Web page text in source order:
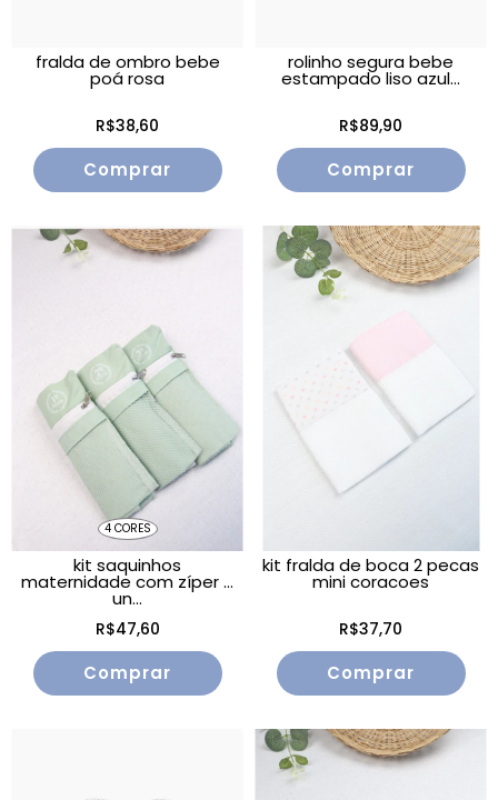
fralda de ombro bebe
poá rosa
R$38,60
rolinho segura bebe
estampado liso azul...
R$89,90
4 CORES
kit saquinhos
maternidade com zíper 3
un...
R$47,60
Comprar
kit fralda de boca 2 pecas
mini coracoes
R$37,70